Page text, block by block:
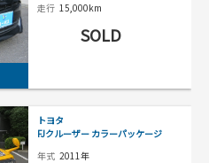
走行 15,000km
SOLD
トヨタ
FJクルーザー カラーパッケージ
年式 2011年